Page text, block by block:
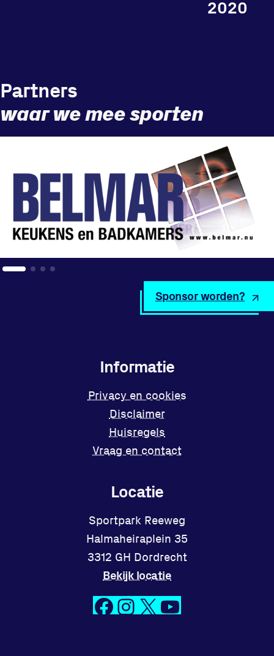
Sportpark Reeweg
Halmaheiraplein 35
3312 GH Dordrecht
Bekijk locatie
Informatie
Vraag en contact
2020
Locatie
Sportpark Reeweg
Halmaheiraplein 35
3312 GH Dordrecht
Bekijk locatie
Facebook Instagram X YouTube
Informatie
Privacy en cookies
Disclaimer
Huisregels
Vraag en contact
Partners
waar we mee sporten
Sponsor worden?